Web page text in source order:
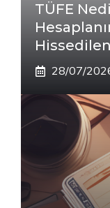
TÜFE
28/07/